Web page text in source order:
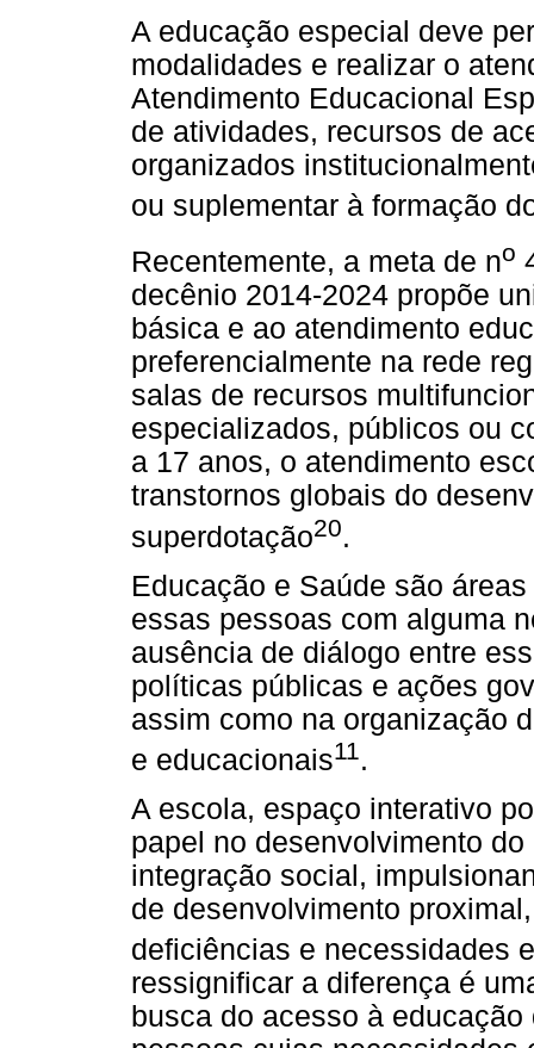
A educação especial deve
modalidades e realizar o
Atendimento Educacional
de atividades, recursos de
organizados
ou suplementar à formação
Recentemente, a meta de no
decênio 2014-2024 propõe
básica e ao atendimento
preferencialmente na rede
salas de recursos
especializados, públicos ou
a 17 anos, o atendimento
transtornos globais do
superdotação20.
Educação e Saúde são
essas pessoas com alguma
ausência de diálogo entre
políticas públicas e ações
assim como na organização
e educacionais11.
A escola, espaço interativo
papel no desenvolvimento
integração social,
de desenvolvimento
deficiências e necessidades
ressignificar a diferença é
busca do acesso à